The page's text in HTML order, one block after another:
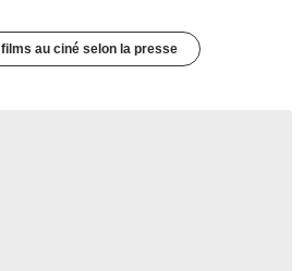
au ciné selon la presse